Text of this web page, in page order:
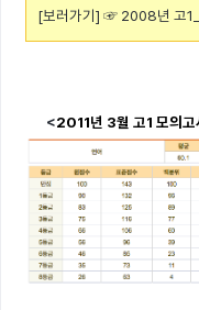
[보러가기] ☞ 2008년 고
<2011년 3월 고1 모의고